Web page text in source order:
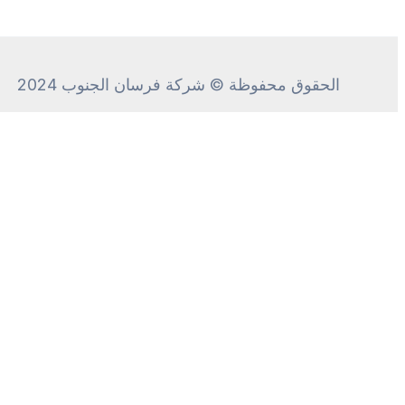
الحقوق محفوظة © شركة فرسان الجنوب 2024